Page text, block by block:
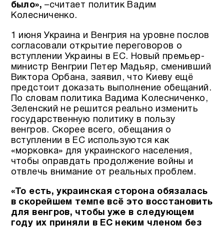
было»,–считает политик Вадим
Колесниченко.
1 июня Украина и Венгрия на уровне послов
согласовали открытие переговоров о
вступлении Украины в ЕС. Новый премьер-
министр Венгрии Петер Мадьяр, сменивший
Виктора Орбана, заявил, что Киеву ещё
предстоит доказать выполнение обещаний.
По словам политика Вадима Колесниченко,
Зеленский не решится реально изменить
государственную политику в пользу
венгров. Скорее всего, обещания о
вступлении в ЕС используются как
«морковка» для украинского населения,
чтобы оправдать продолжение войны и
отвлечь внимание от реальных проблем.
«То есть, украинская сторона обязалась
в скорейшем темпе всё это восстановить
для венгров, чтобы уже в следующем
году их приняли в ЕС неким членом без